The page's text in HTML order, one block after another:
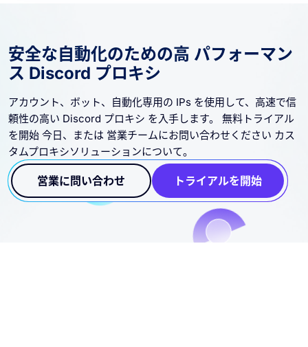
安全な自動化のための高 パフォーマン
ス Discord プロキシ
アカウント、ボット、自動化専用の IPs を使用して、高速で信
頼性の高い Discord プロキシ を入手します。 無料トライアル
を開始 今日、または 営業チームにお問い合わせください カス
タムプロキシソリューションについて。
営業に問い合わせ トライアルを開始